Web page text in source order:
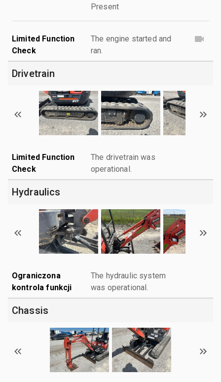
Present
Limited Function
Check
The engine started and
ran.
Drivetrain
Limited Function
Check
The drivetrain was
operational.
Hydraulics
Ograniczona
kontrola funkcji
The hydraulic system
was operational.
Chassis